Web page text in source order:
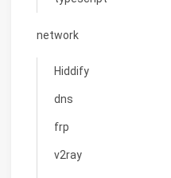
network
Hiddify
dns
frp
v2ray